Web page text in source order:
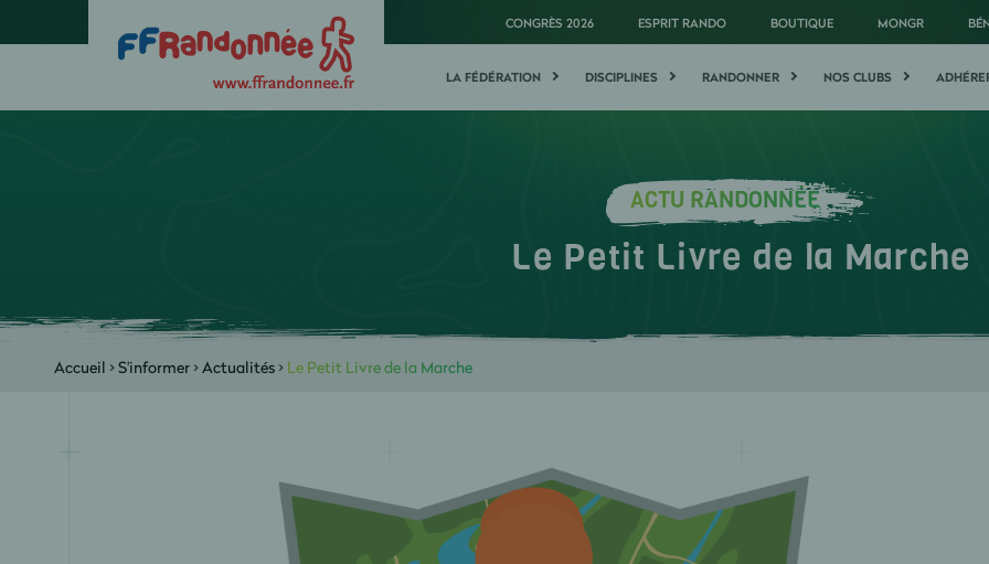
CONGRÈS 2026 ESPRIT RANDO BOUTIQUE MONGR
LA FÉDÉRATION DISCIPLINES RANDONNER NOS CLUBS
ACTU RANDONNÉE
Le Petit Livre de la Marche
Accueil >S'informer>Actualités> Le Petit Livre de la Marche